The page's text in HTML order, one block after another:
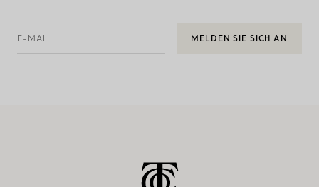
E-MAIL MELDEN SIE SICH AN